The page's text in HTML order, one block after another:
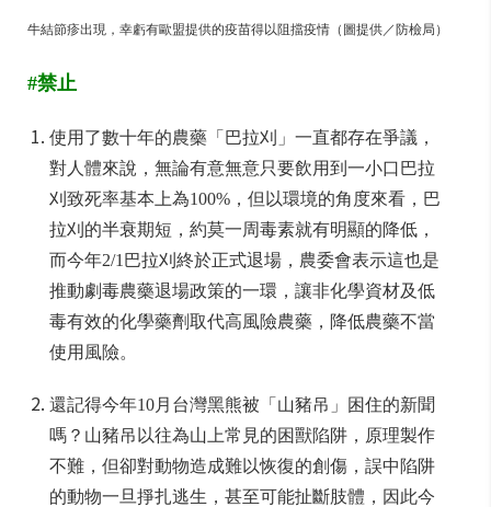
牛結節疹出現，幸虧有歐盟提供的疫苗得以阻擋疫情（圖提供／防檢局）
#禁止
使用了數十年的農藥「巴拉刈」一直都存在爭議，
對人體來說，無論有意無意只要飲用到一小口巴拉
刈致死率基本上為100%，但以環境的角度來看，巴
拉刈的半衰期短，約莫一周毒素就有明顯的降低，
而今年2/1巴拉刈終於正式退場，農委會表示這也是
推動劇毒農藥退場政策的一環，讓非化學資材及低
毒有效的化學藥劑取代高風險農藥，降低農藥不當
使用風險。
還記得今年10月台灣黑熊被「山豬吊」困住的新聞
嗎？山豬吊以往為山上常見的困獸陷阱，原理製作
不難，但卻對動物造成難以恢復的創傷，誤中陷阱
的動物一旦掙扎逃生，甚至可能扯斷肢體，因此今